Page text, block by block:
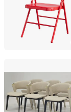
Hebei, China
Foshan Muxi
Guangdong,